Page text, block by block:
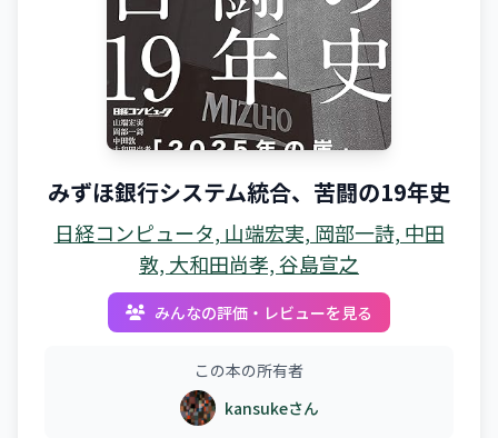
みずほ銀行システム統合、苦闘の19年史
日経コンピュータ, 山端宏実, 岡部一詩, 中田
敦, 大和田尚孝, 谷島宣之
みんなの評価・レビューを見る
この本の所有者
kansukeさん